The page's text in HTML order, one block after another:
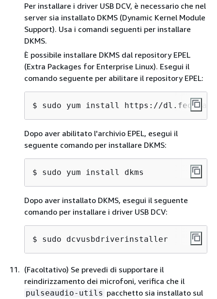
Per installare i driver USB DCV, è necessario che nel
server sia installato DKMS (Dynamic Kernel Module
Support). Usa i comandi seguenti per installare
DKMS.
È possibile installare DKMS dal repository EPEL
(Extra Packages for Enterprise Linux). Esegui il
comando seguente per abilitare il repository EPEL:
$ sudo yum install https://
Dopo aver abilitato l'archivio EPEL, esegui il
seguente comando per installare DKMS:
$ sudo yum install dkms
Dopo aver installato DKMS, esegui il seguente
comando per installare i driver USB DCV:
$ sudo dcvusbdriverinstaller
(Facoltativo) Se prevedi di supportare il
reindirizzamento dei microfoni, verifica che il
pulseaudio-utils pacchetto sia installato sul